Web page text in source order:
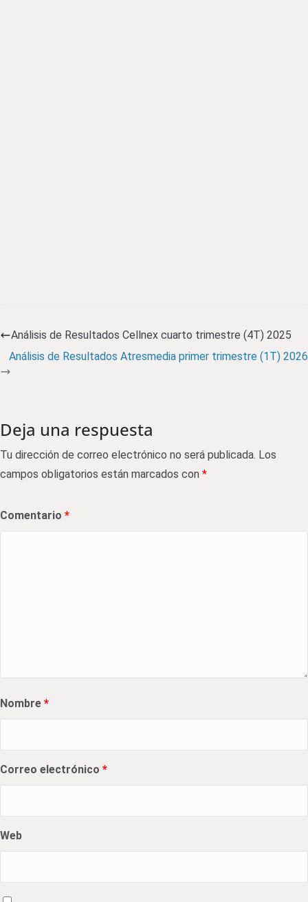
Análisis de Resultados Cellnex cuarto trimestre (4T) 2025
Análisis de Resultados Atresmedia primer trimestre (1T) 2026
Deja una respuesta
Tu dirección de correo electrónico no será publicada. Los
campos obligatorios están marcados con *
Comentario *
Nombre *
Correo electrónico *
Web